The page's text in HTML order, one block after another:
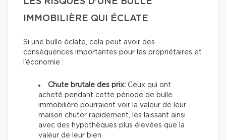
IMMOBILIÈRE QUI ÉCLATE
Si une bulle éclate, cela peut avoir des
conséquences importantes pour les propriétaires et
l’économie :
Chute brutale des prix: Ceux qui ont
acheté pendant cette période de bulle
immobilière pourraient voir la valeur de leur
maison chuter rapidement, les laissant ainsi
avec des hypothèques plus élevées que la
valeur de leur bien.